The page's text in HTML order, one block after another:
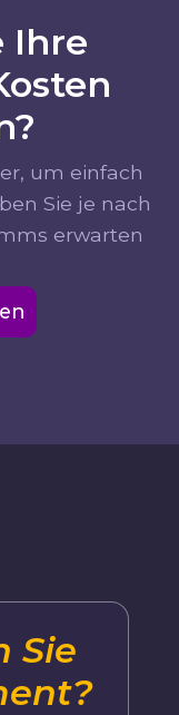
Ihre
um einfach
Sie je nach
erwarten
Sie